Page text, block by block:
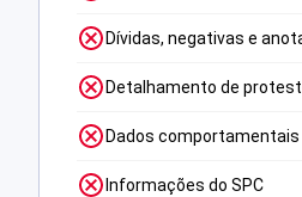
Dívidas, negativas e
Detalhamento de
Dados comportamentais
Informações do SPC